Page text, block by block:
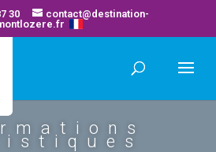
30
contact@destination-